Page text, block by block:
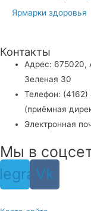
Ярмарки здоровья
Контакты
Адрес: 675020,
Зеленая 30
Телефон:
(приёмная
Электронная
Мы в
Vk